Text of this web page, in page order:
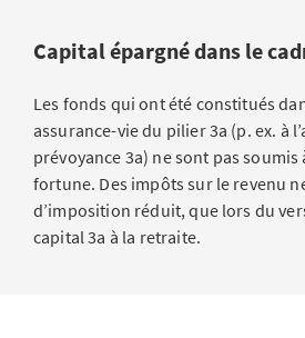
Capital épargné dans le
Les fonds qui ont été constitués
assurance-vie du pilier 3a (p. ex. à
prévoyance 3a) ne sont pas soumis
fortune. Des impôts sur le revenu
d’imposition réduit, que lors du
capital 3a à la retraite.